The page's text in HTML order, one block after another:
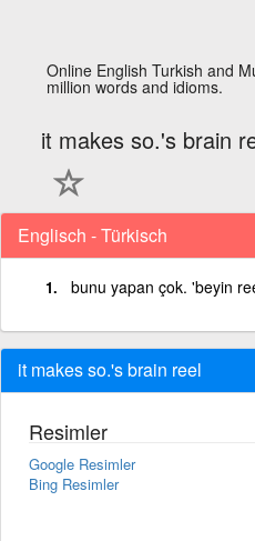
Online English Turkish and
million words and idioms.
it makes so.'s brain
Englisch - Türkisch
bunu yapan çok. 'beyin
it makes so.'s brain reel
Resimler
Google Resimler
Bing Resimler